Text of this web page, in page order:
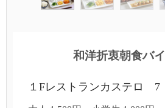
和洋折衷朝食バ
１Fレストランカステロ 7